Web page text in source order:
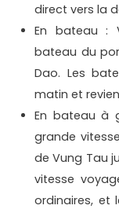
direct vers la
En bateau :
bateau du
Dao. Les
matin et
En bateau à
grande
de Vung Tau
vitesse
ordinaires, et